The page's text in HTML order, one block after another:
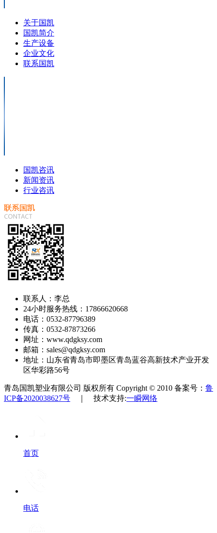
关于国凯
国凯简介
生产设备
企业文化
联系国凯
国凯咨讯
新闻资讯
行业咨讯
联系人：李总
24小时服务热线：17866620668
电话：0532-87796389
传真：0532-87873266
网址：www.qdgksy.com
邮箱：sales@qdgksy.com
地址：山东省青岛市即墨区青岛蓝谷高新技术产业开发
区华彩路56号
青岛国凯塑业有限公司 版权所有 Copyright © 2010 备案号： 鲁
ICP备2020038627号 ｜ 技术支持:一瞬网络
首页
电话